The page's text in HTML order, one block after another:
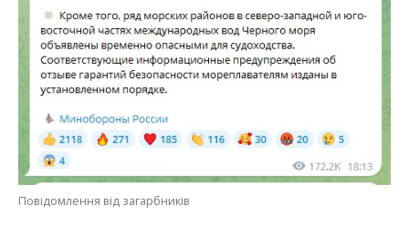
Повідомлення від загарбників